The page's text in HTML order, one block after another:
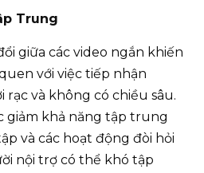
Trung
giữa các video ngắn khiến
với việc tiếp nhận
và không có chiều sâu.
giảm khả năng tập trung
và các hoạt động đòi hỏi
nội trợ có thể khó tập